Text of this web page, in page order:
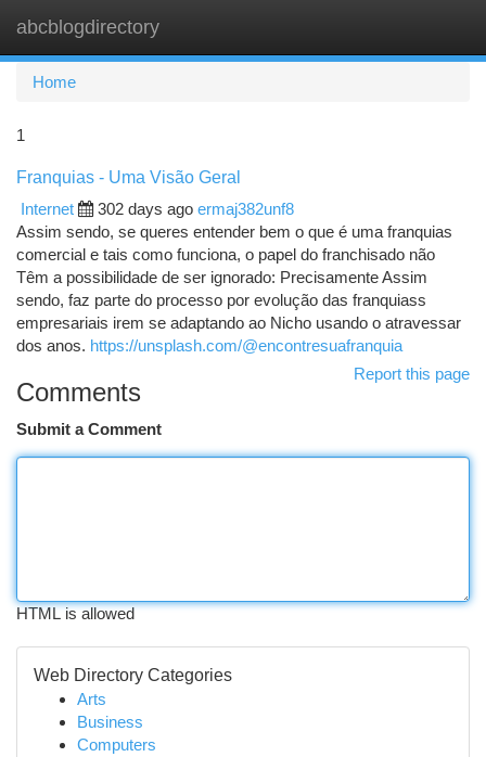
abcblogdirectory
Home
1
Franquias - Uma Visão Geral
Internet
302 days ago ermaj382unf8
Assim sendo, se queres entender bem o que é uma franquias
comercial e tais como funciona, o papel do franchisado não
Têm a possibilidade de ser ignorado: Precisamente Assim
sendo, faz parte do processo por evolução das franquiass
empresariais irem se adaptando ao Nicho usando o atravessar
dos anos. https://unsplash.com/@encontresuafranquia
Report this page
Comments
Submit a Comment
HTML is allowed
Web Directory Categories
Arts
Business
Computers